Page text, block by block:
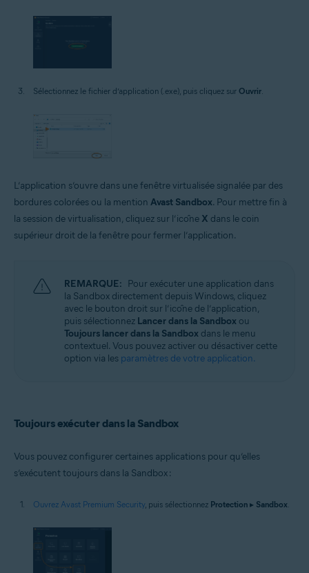
Sélectionnez le fichier d’application (.exe), puis cliquez sur Ouvrir.
L’application s’ouvre dans une fenêtre virtualisée signalée par des
bordures colorées ou la mention Avast Sandbox. Pour mettre fin à
la session de virtualisation, cliquez sur l’icône X dans le coin
supérieur droit de la fenêtre pour fermer l’application.
REMARQUE: Pour exécuter une application dans
la Sandbox directement depuis Windows, cliquez
avec le bouton droit sur l’icône de l’application,
puis sélectionnez Lancer dans la Sandbox ou
Toujours lancer dans la Sandbox dans le menu
contextuel. Vous pouvez activer ou désactiver cette
option via les paramètres de votre application.
Toujours exécuter dans la Sandbox
Vous pouvez configurer certaines applications pour qu’elles
s’exécutent toujours dans la Sandbox :
Ouvrez Avast Premium Security, puis sélectionnez Protection ▸ Sandbox.